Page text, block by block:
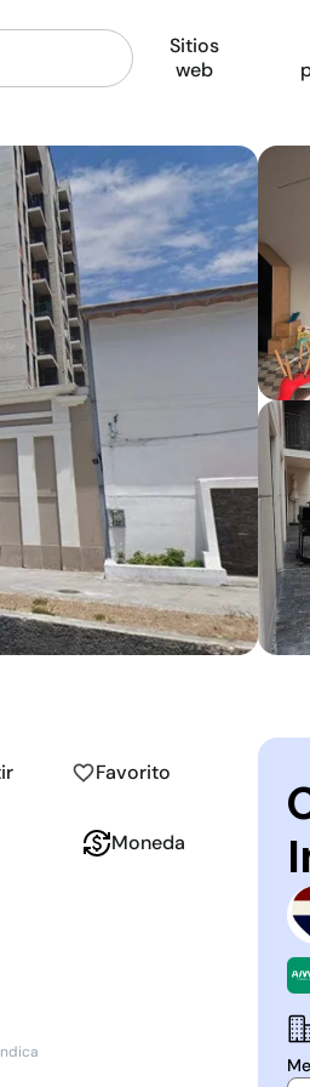
Sitios
web
Favorito
Moneda